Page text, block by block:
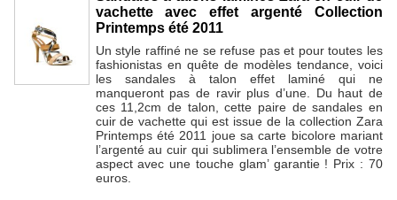
vachette avec effet argenté Collection
Printemps été 2011
Un style raffiné ne se refuse pas et pour toutes les
fashionistas en quête de modèles tendance, voici
les sandales à talon effet laminé qui ne
manqueront pas de ravir plus d’une. Du haut de
ces 11,2cm de talon, cette paire de sandales en
cuir de vachette qui est issue de la collection Zara
Printemps été 2011 joue sa carte bicolore mariant
l’argenté au cuir qui sublimera l’ensemble de votre
aspect avec une touche glam’ garantie ! Prix : 70
euros.